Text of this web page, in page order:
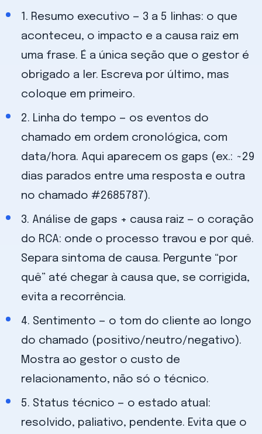
1. Resumo executivo — 3 a 5 linhas: o que
aconteceu, o impacto e a causa raiz em
uma frase. É a única seção que o gestor é
obrigado a ler. Escreva por último, mas
coloque em primeiro.
2. Linha do tempo — os eventos do
chamado em ordem cronológica, com
data/hora. Aqui aparecem os gaps (ex.: ~29
dias parados entre uma resposta e outra
no chamado #2685787).
3. Análise de gaps + causa raiz — o coração
do RCA: onde o processo travou e por quê.
Separa sintoma de causa. Pergunte “por
quê” até chegar à causa que, se corrigida,
evita a recorrência.
4. Sentimento — o tom do cliente ao longo
do chamado (positivo/neutro/negativo).
Mostra ao gestor o custo de
relacionamento, não só o técnico.
5. Status técnico — o estado atual:
resolvido, paliativo, pendente. Evita que o